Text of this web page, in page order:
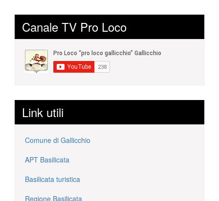
Canale TV Pro Loco
Link utili
Comune di Gallicchio
APT Basilicata
Basilicata turistica
Regione Basilicata